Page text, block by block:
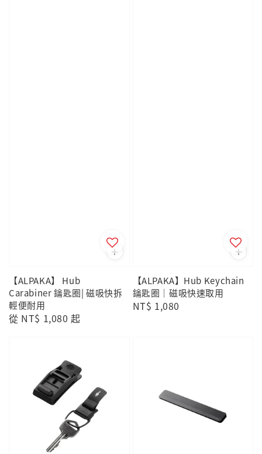
【ALPAKA】 Hub
Carabiner 鑰匙圈| 磁吸快拆
輕便耐用
Regular
從 NT$ 1,080 起
【ALPAKA】Hub Keychain
鑰匙圈｜磁吸快速取用
Regular
NT$ 1,080